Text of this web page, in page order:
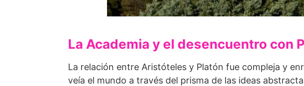
La Academia y el desencuentro con
La relación entre Aristóteles y Platón fue compleja y
veía el mundo a través del prisma de las ideas